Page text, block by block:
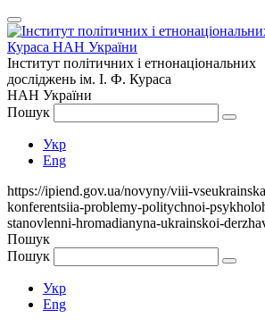
Інститут політичних і етнонаціональних
досліджень ім. І. Ф. Кураса
НАН України
Пошук
Укр
Eng
https://ipiend.gov.ua/novyny/viii-
konferentsiia-problemy-politychnoi-
stanovlenni-hromadianyna-ukrainskoi-
Пошук
Пошук
Укр
Eng